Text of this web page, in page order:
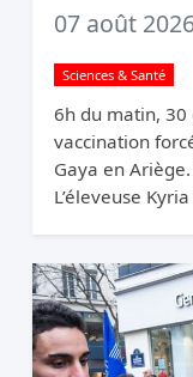
07 août
Sciences & Santé
6h du matin, 30
vaccination
Gaya en
L’éleveuse